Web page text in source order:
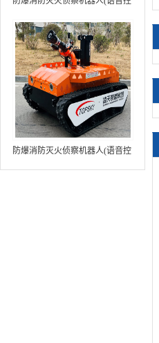
火焰）中型RXR-MC80BD（第8
代）
防爆消防灭火侦察机器人(语音控
制+跟随功能+5G控制+水炮跟踪